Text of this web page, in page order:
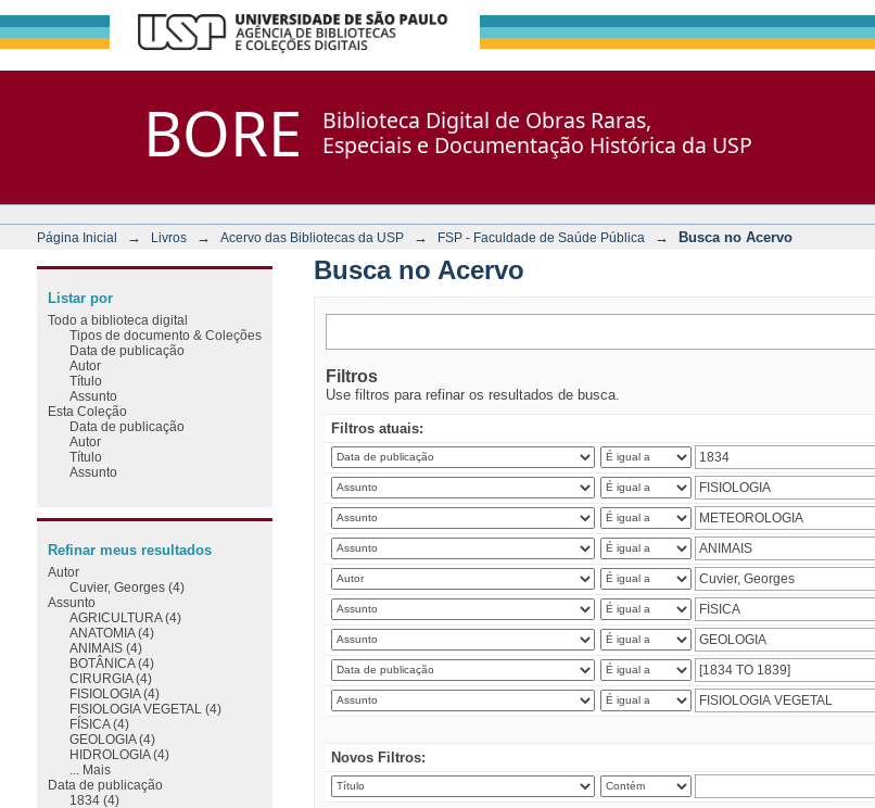
BORE
Biblioteca Digital de Obras Raras,
Especiais e Documentação Histórica da USP
Página Inicial → Livros → Acervo das Bibliotecas da USP → FSP - Faculdade de Saúde Pública → Busca no Acervo
Busca no Acervo
Filtros
Use filtros para refinar os resultados de busca.
Filtros atuais:
Novos Filtros:
Listar por
Todo a biblioteca digital
Tipos de documento & Coleções
Data de publicação
Autor
Título
Assunto
Esta Coleção
Data de publicação
Autor
Título
Assunto
Refinar meus resultados
Autor
Cuvier, Georges (4)
Assunto
AGRICULTURA (4)
ANATOMIA (4)
ANIMAIS (4)
BOTÂNICA (4)
CIRURGIA (4)
FISIOLOGIA (4)
FISIOLOGIA VEGETAL (4)
FÍSICA (4)
GEOLOGIA (4)
HIDROLOGIA (4)
... Mais
Data de publicação
1834 (4)